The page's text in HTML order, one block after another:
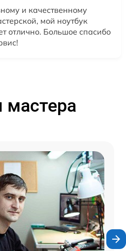
и качественному
мой ноутбук
отлично. Большое спасибо